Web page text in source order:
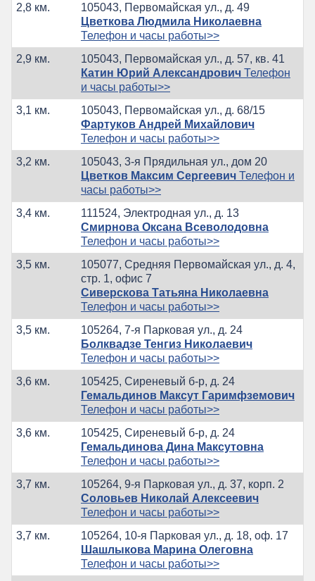
2,8 км.
105043, Первомайская ул., д. 49
Цветкова Людмила Николаевна
Телефон и часы работы>>
2,9 км.
105043, Первомайская ул., д. 57, кв. 41
Катин Юрий Александрович Телефон
и часы работы>>
3,1 км.
105043, Первомайская ул., д. 68/15
Фартуков Андрей Михайлович
Телефон и часы работы>>
3,2 км.
105043, 3-я Прядильная ул., дом 20
Цветков Максим Сергеевич Телефон и
часы работы>>
3,4 км.
111524, Электродная ул., д. 13
Смирнова Оксана Всеволодовна
Телефон и часы работы>>
3,5 км.
105077, Средняя Первомайская ул., д. 4,
стр. 1, офис 7
Сиверскова Татьяна Николаевна
Телефон и часы работы>>
3,5 км.
105264, 7-я Парковая ул., д. 24
Болквадзе Тенгиз Николаевич
Телефон и часы работы>>
3,6 км.
105425, Сиреневый б-р, д. 24
Гемальдинов Максут Гаримфземович
Телефон и часы работы>>
3,6 км.
105425, Сиреневый б-р, д. 24
Гемальдинова Дина Максутовна
Телефон и часы работы>>
3,7 км.
105264, 9-я Парковая ул., д. 37, корп. 2
Соловьев Николай Алексеевич
Телефон и часы работы>>
3,7 км.
105264, 10-я Парковая ул., д. 18, оф. 17
Шашлыкова Марина Олеговна
Телефон и часы работы>>